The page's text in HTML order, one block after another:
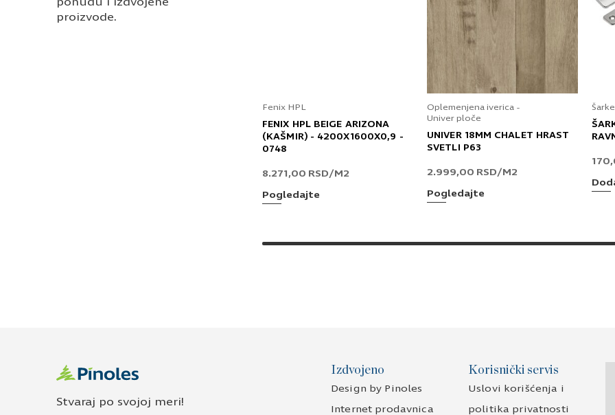
Kontakt e-pošta
PrihvatamUslove korišćenja i Politiku
Prijavljujem se za vesti i obaveštenja
Pošaljite UPIT
proizvode.
Fenix HPL
FENIX HPL BEIGE ARIZONA
(KAŠMIR) - 4200X1600X0,9 -
0748
8.271,00 RSD/M2
Pogledajte
Oplemenjena iverica -
Univer ploče
UNIVER 18MM CHALET HRAST
SVETLI P63
2.999,00 RSD/M2
Pogledajte
Stvaraj po svojoj meri!
Izdvojeno
Design by Pinoles
Internet prodavnica
Korisnički servis
Uslovi korišćenja i
politika privatnosti